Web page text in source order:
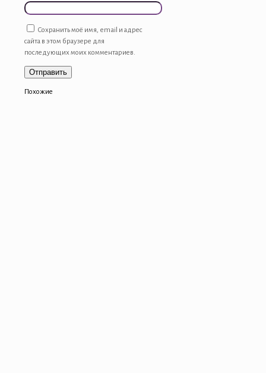
Сохранить моё имя, email и адрес
сайта в этом браузере для
последующих моих комментариев.
Похожие